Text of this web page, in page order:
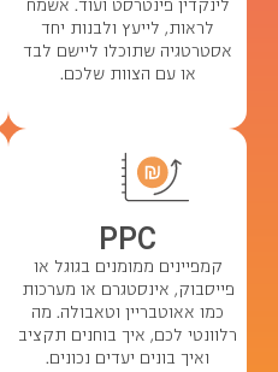
לינקדין פינטרסט ועוד. אשמח
לראות, לייעץ ולבנות יחד
אסטרטגיה שתוכלו ליישם לבד
או עם הצוות שלכם.
PPC
קמפיינים ממומנים בגוגל או
פייסבוק, אינסטגרם או מערכות
כמו אאוטבריין וטאבולה. מה
רלוונטי לכם, איך בוחנים תקציב
ואיך בונים יעדים נכונים.